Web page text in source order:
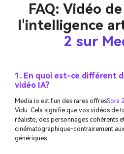
FAQ: Vidéo
l'intelligence
2 sur
1. En quoi est-ce différent
vidéo IA?
Media.io est l'un des rares offresSora
Vidu. Cela signifie que vos vidéos de
réaliste, des personnages cohérents
cinématographique-contrairement
génériques.